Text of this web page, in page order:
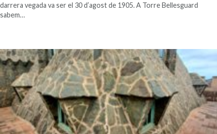
darrera vegada va ser el 30 d’agost de 1905. A Torre Bellesguard
sabem…